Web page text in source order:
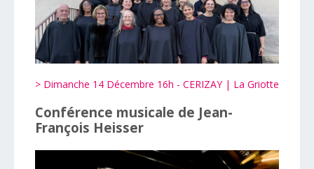
> Dimanche 14 Décembre 16h - CERIZAY | La Griotte
Conférence musicale de Jean-
François Heisser